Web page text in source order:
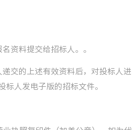
资料提交给招标人。。
交的上述有效资料后，对投标人进
标人发电子版的招标文件。